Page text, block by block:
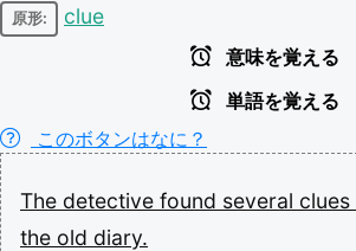
原形: clue
意味を覚える
単語を覚える
このボタンはなに？
The detective found several clues
the old diary.